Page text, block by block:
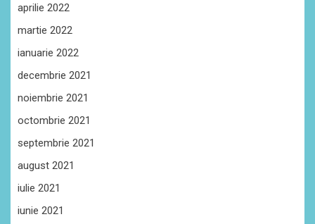
aprilie 2022
martie 2022
ianuarie 2022
decembrie 2021
noiembrie 2021
octombrie 2021
septembrie 2021
august 2021
iulie 2021
iunie 2021